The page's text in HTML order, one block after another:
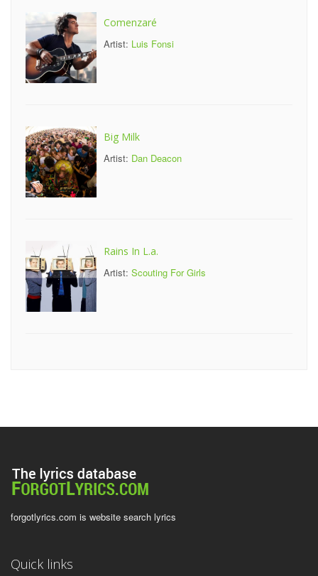
Comenzaré
Artist: Luis Fonsi
Big Milk
Artist: Dan Deacon
Rains In L.a.
Artist: Scouting For Girls
forgotlyrics.com is website search lyrics
Quick links